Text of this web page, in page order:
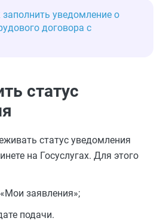
заполнить уведомление о
договора с
статус
статус уведомления
на Госуслугах. Для этого
заявления»;
подачи.